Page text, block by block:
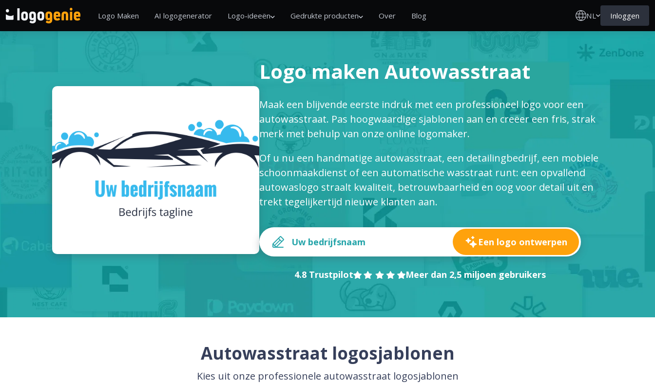
Logo Maken AI logogenerator Logo-ideeën Gedrukte producten Over Blog NL Inloggen
Logo maken Autowasstraat
Maak een blijvende eerste indruk met een professioneel logo voor een
autowasstraat. Pas hoogwaardige sjablonen aan en creëer een fris, strak
merk met behulp van onze online logomaker.
Of u nu een handmatige autowasstraat, een detailingbedrijf, een mobiele
schoonmaakdienst of een automatische wasstraat runt: een opvallend
autowaslogo straalt kwaliteit, betrouwbaarheid en oog voor detail uit en
trekt tegelijkertijd nieuwe klanten aan.
Een logo ontwerpen
4.8 Trustpilot Meer dan 2,5 miljoen gebruikers
Autowasstraat logosjablonen
Kies uit onze professionele autowasstraat logosjablonen